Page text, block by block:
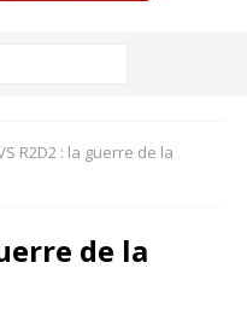
R2D2 : la guerre de la
de la